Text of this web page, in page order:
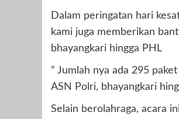
Dalam peringatan hari
kami juga memberikan
bhayangkari hingga PHL
” Jumlah nya ada 295
ASN Polri, bhayangkari
Selain berolahraga, acara